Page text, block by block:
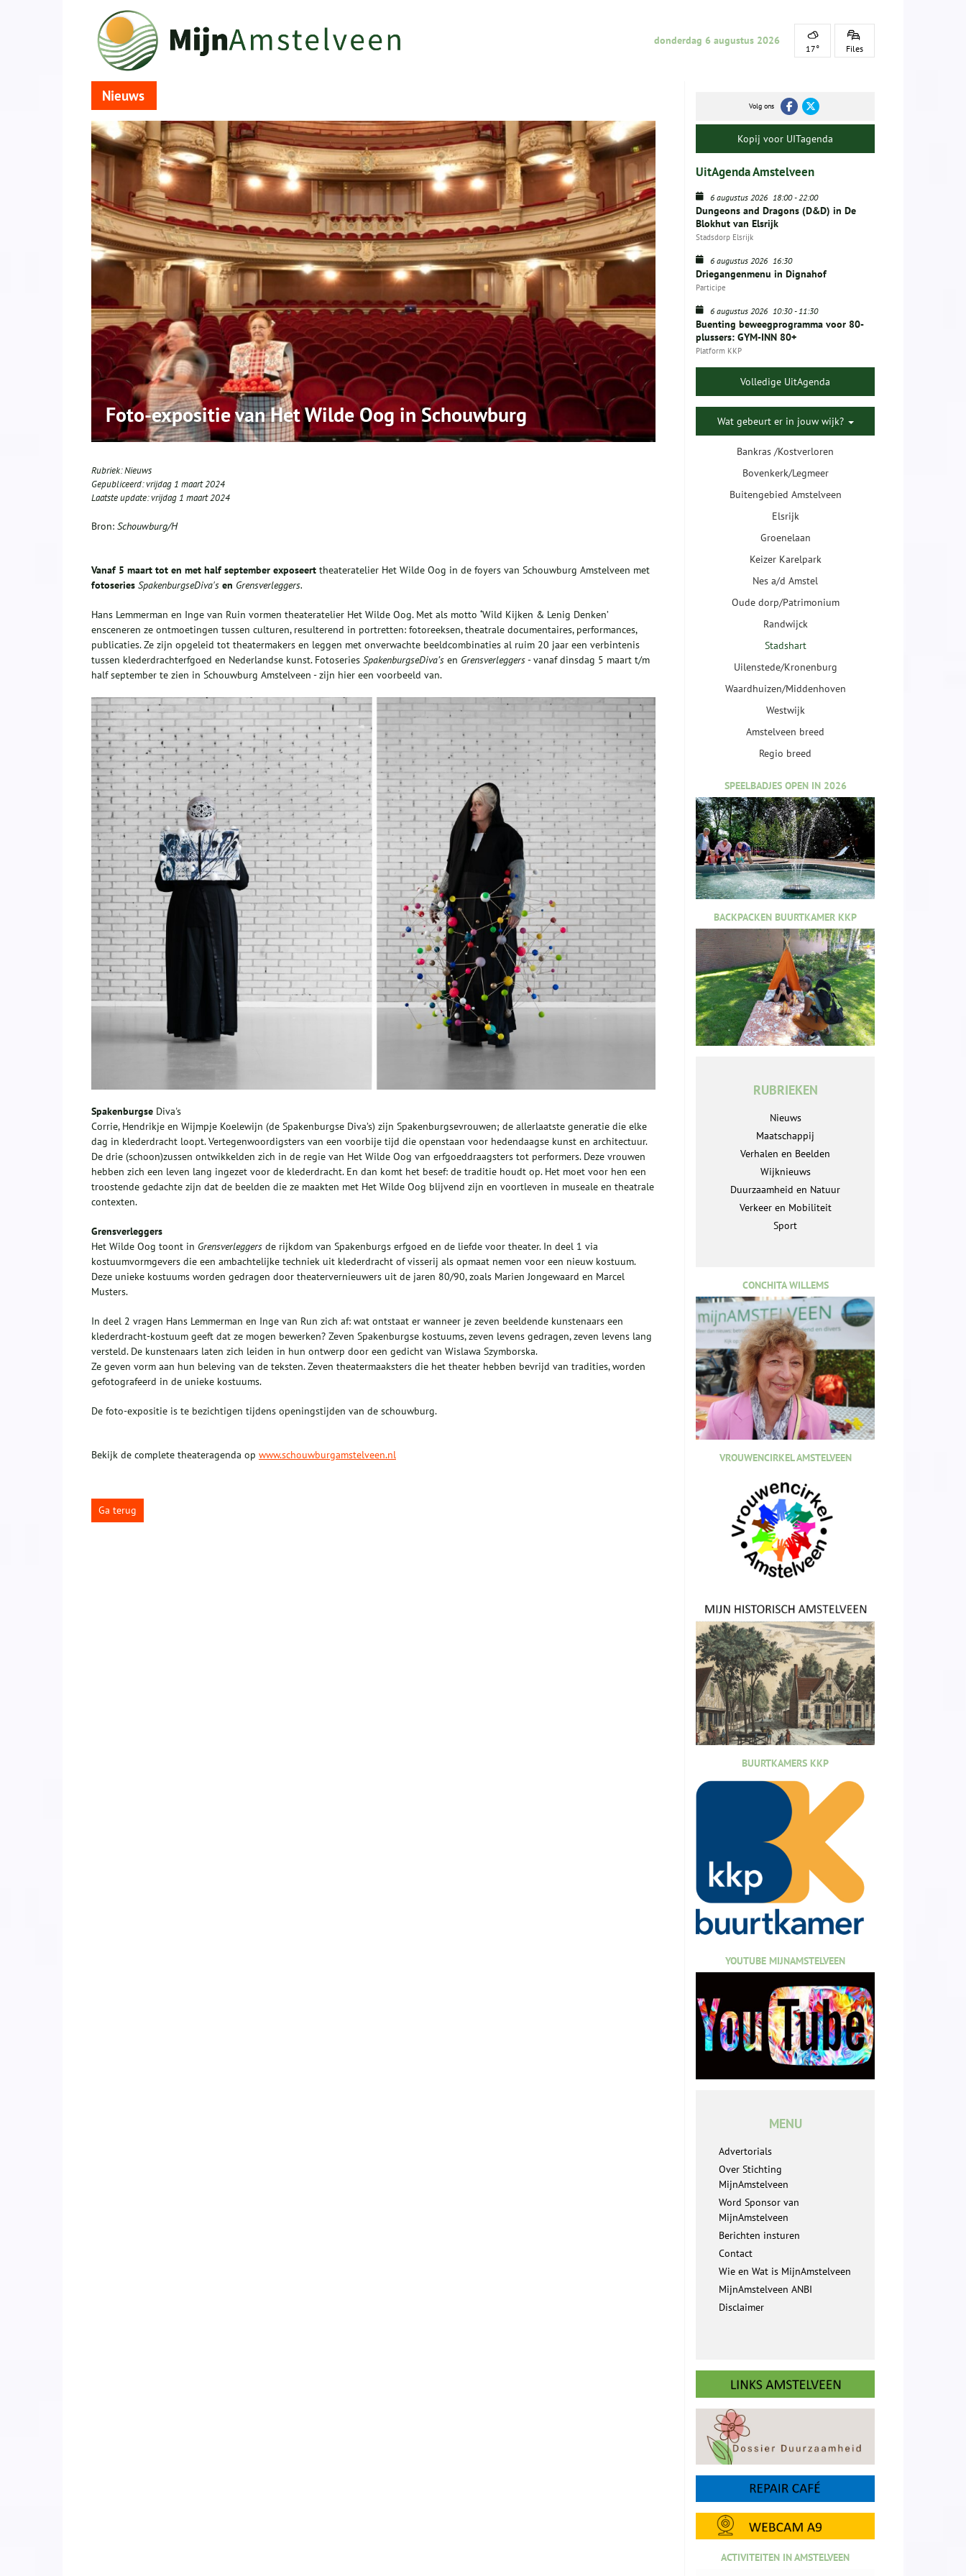
donderdag 6 augustus 2026
17° Files
Nieuws
Foto-expositie van Het Wilde Oog in Schouwburg
Rubriek:Nieuws
Gepubliceerd:vrijdag 1 maart 2024
Laatste update:vrijdag 1 maart 2024
Bron: Schouwburg/H
Vanaf 5 maart tot en met half september exposeert theateratelier Het Wilde Oog in de foyers van Schouwburg Amstelveen met
fotoseries SpakenburgseDiva's en Grensverleggers.
Hans Lemmerman en Inge van Ruin vormen theateratelier Het Wilde Oog. Met als motto ‘Wild Kijken & Lenig Denken’
ensceneren ze ontmoetingen tussen culturen, resulterend in portretten: fotoreeksen, theatrale documentaires, performances,
publicaties. Ze zijn opgeleid tot theatermakers en leggen met onverwachte beeldcombinaties al ruim 20 jaar een verbintenis
tussen klederdrachterfgoed en Nederlandse kunst. Fotoseries SpakenburgseDiva’s en Grensverleggers- vanaf dinsdag 5 maart t/m
half september te zien in Schouwburg Amstelveen - zijn hier een voorbeeld van.
Spakenburgse Diva's
Corrie, Hendrikje en Wijmpje Koelewijn (de Spakenburgse Diva’s) zijn Spakenburgsevrouwen; de allerlaatste generatie die elke
dag in klederdracht loopt. Vertegenwoordigsters van een voorbije tijd die openstaan voor hedendaagse kunst en architectuur.
De drie (schoon)zussen ontwikkelden zich in de regie van Het Wilde Oog van erfgoeddraagsters tot performers. Deze vrouwen
hebben zich een leven lang ingezet voor de klederdracht. En dan komt het besef: de traditie houdt op. Het moet voor hen een
troostende gedachte zijn dat de beelden die ze maakten met Het Wilde Oog blijvend zijn en voortleven in museale en theatrale
contexten.
Grensverleggers
Het Wilde Oog toont in Grensverleggers de rijkdom van Spakenburgs erfgoed en de liefde voor theater. In deel 1 via
kostuumvormgevers die een ambachtelijke techniek uit klederdracht of visserij als opmaat nemen voor een nieuw kostuum.
Deze unieke kostuums worden gedragen door theatervernieuwers uit de jaren 80/90, zoals Marien Jongewaard en Marcel
Musters.
In deel 2 vragen Hans Lemmerman en Inge van Run zich af: wat ontstaat er wanneer je zeven beeldende kunstenaars een
klederdracht-kostuum geeft dat ze mogen bewerken? Zeven Spakenburgse kostuums, zeven levens gedragen, zeven levens lang
versteld. De kunstenaars laten zich leiden in hun ontwerp door een gedicht van Wislawa Szymborska.
Ze geven vorm aan hun beleving van de teksten. Zeven theatermaaksters die het theater hebben bevrijd van tradities, worden
gefotografeerd in de unieke kostuums.
De foto-expositie is te bezichtigen tijdens openingstijden van de schouwburg.
Bekijk de complete theateragenda op www.schouwburgamstelveen.nl
Ga terug
Volg ons
Kopij voor UITagenda
UitAgenda Amstelveen
6 augustus 2026 18:00-22:00
Dungeons and Dragons (D&D) in De
Blokhut van Elsrijk
Stadsdorp Elsrijk
6 augustus 2026 16:30
Driegangenmenu in Dignahof
Participe
6 augustus 2026 10:30-11:30
Buenting beweegprogramma voor 80-
plussers: GYM-INN 80+
Platform KKP
Volledige UitAgenda
Wat gebeurt er in jouw wijk?
Bankras /Kostverloren
Bovenkerk/Legmeer
Buitengebied Amstelveen
Elsrijk
Groenelaan
Keizer Karelpark
Nes a/d Amstel
Oude dorp/Patrimonium
Randwijck
Stadshart
Uilenstede/Kronenburg
Waardhuizen/Middenhoven
Westwijk
Amstelveen breed
Regio breed
SPEELBADJES OPEN IN 2026
BACKPACKEN BUURTKAMER KKP
RUBRIEKEN
Nieuws
Maatschappij
Verhalen en Beelden
Wijknieuws
Duurzaamheid en Natuur
Verkeer en Mobiliteit
Sport
CONCHITA WILLEMS
VROUWENCIRKEL AMSTELVEEN
BUURTKAMERS KKP
YOUTUBE MIJNAMSTELVEEN
MENU
Advertorials
Over Stichting
MijnAmstelveen
Word Sponsor van
MijnAmstelveen
Berichten insturen
Contact
Wie en Wat is MijnAmstelveen
MijnAmstelveen ANBI
Disclaimer
ACTIVITEITEN IN AMSTELVEEN